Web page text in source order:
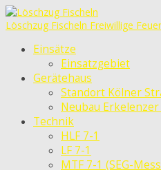
Löschzug Fischeln Freiwillige
Einsätze
Einsatzgebiet
Gerätehaus
Standort Kölner
Neubau
Technik
HLF 7-1
LF 7-1
MTF 7-1 (SEG-